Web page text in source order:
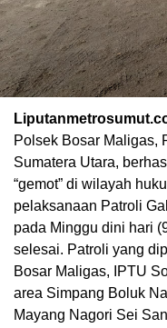
Polsek Bosar Maligas,
Sumatera Utara,
“gemot” di wilayah
pelaksanaan Patroli
pada Minggu dini hari
selesai. Patroli yang
Bosar Maligas, IPTU
area Simpang Boluk
Mayang Nagori Sei